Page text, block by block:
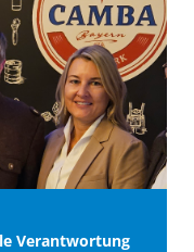
Verantwortung